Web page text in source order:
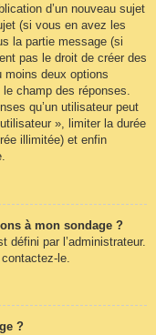
d’un nouveau sujet
(si vous en avez les
la partie message (si
pas le droit de créer des
moins deux options
champ des réponses.
qu’un utilisateur peut
», limiter la durée
illimitée) et enfin
à mon sondage ?
défini par l’administrateur.
le.
?